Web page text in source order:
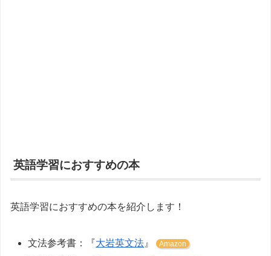
英語学習におすすめの本
英語学習におすすめの本を紹介します！
文法参考書：『 大岩英文法』 Amazon